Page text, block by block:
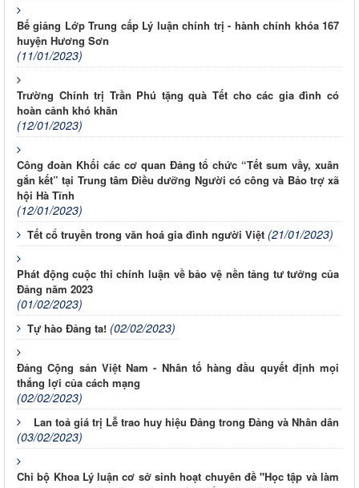
Bế giảng Lớp Trung cấp Lý luận chính trị - hành chính khóa 167
huyện Hương Sơn
(11/01/2023)
Trường Chính trị Trần Phú tặng quà Tết cho các gia đình có
hoàn cảnh khó khăn
(12/01/2023)
Công đoàn Khối các cơ quan Đảng tổ chức “Tết sum vầy, xuân
gắn kết” tại Trung tâm Điều dưỡng Người có công và Bảo trợ xã
hội Hà Tĩnh
(12/01/2023)
Tết cổ truyền trong văn hoá gia đình người Việt (21/01/2023)
Phát động cuộc thi chính luận về bảo vệ nền tảng tư tưởng của
Đảng năm 2023
(01/02/2023)
Tự hào Đảng ta! (02/02/2023)
Đảng Cộng sản Việt Nam - Nhân tố hàng đầu quyết định mọi
thắng lợi của cách mạng
(02/02/2023)
Lan toả giá trị Lễ trao huy hiệu Đảng trong Đảng và Nhân dân
(03/02/2023)
Chi bộ Khoa Lý luận cơ sở sinh hoạt chuyên đề "Học tập và làm